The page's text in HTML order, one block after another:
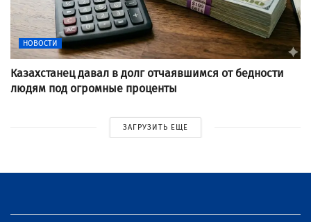
НОВОСТИ
Казахстанец давал в долг отчаявшимся от бедности
людям под огромные проценты
ЗАГРУЗИТЬ ЕЩЕ